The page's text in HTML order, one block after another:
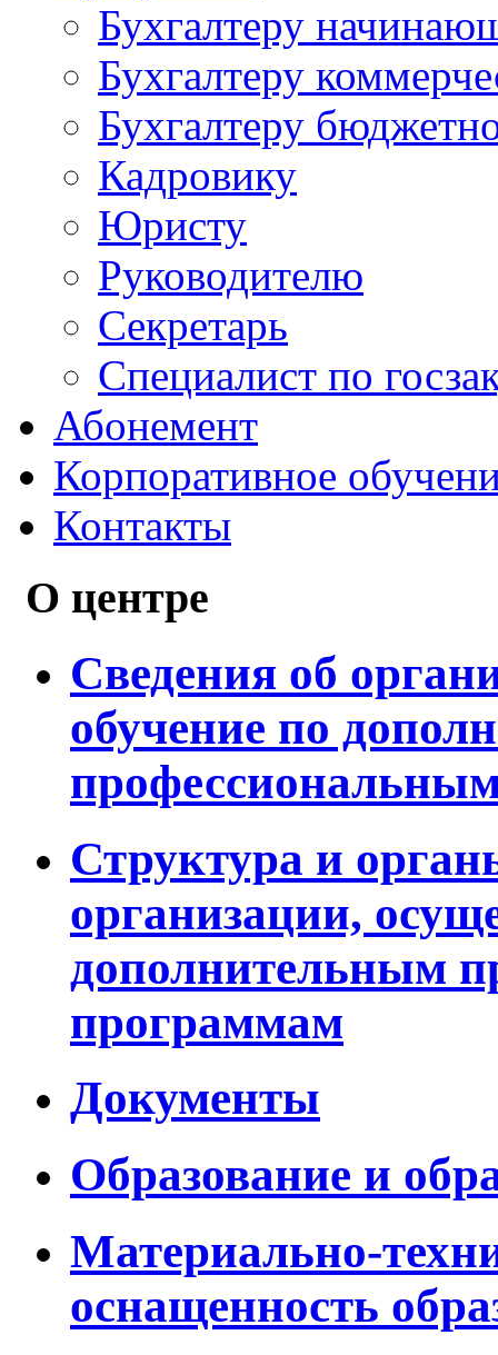
Бухгалтеру
Бухгалтеру
Бухгалтеру
Кадровику
Юристу
Руководителю
Секретарь
Специалист по
Абонемент
Корпоративное
Контакты
О центре
Сведения об
обучение по
Структура и
организации,
дополнительным
программам
Документы
Образование и
Материально-
оснащенность